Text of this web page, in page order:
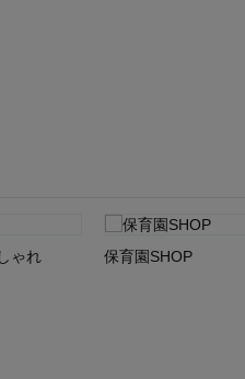
ゃれ 保育園SHOP